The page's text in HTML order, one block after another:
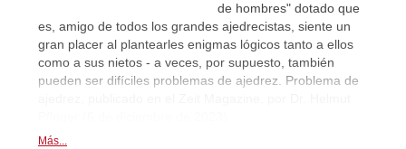
de hombres" dotado que
es, amigo de todos los grandes ajedrecistas, siente un
gran placer al plantearles enigmas lógicos tanto a ellos
como a sus nietos - a veces, por supuesto, también
pueden ser difíciles problemas de ajedrez. Problema de
Más...